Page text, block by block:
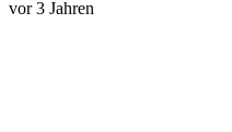
vor 3 Jahren